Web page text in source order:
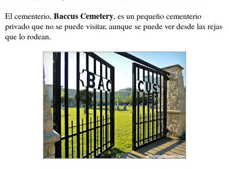
El cementerio, Baccus Cemetery, es un pequeño cementerio
privado que no se puede visitar, aunque se puede ver desde las rejas
que lo rodean.